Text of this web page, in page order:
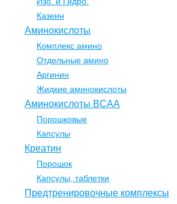
Казеин
Аминокислоты
Комплекс амино
Отдельные амино
Аргинин
Жидкие аминокислоты
Аминокислоты BCAA
Порошковые
Капсулы
Креатин
Порошок
Капсулы, таблетки
Предтренировочные комплексы